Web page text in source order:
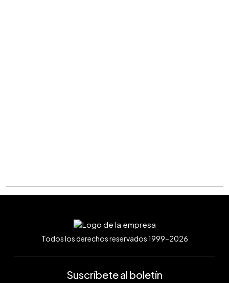
Todos los derechos reservados 1999-2026
Suscríbete al boletín